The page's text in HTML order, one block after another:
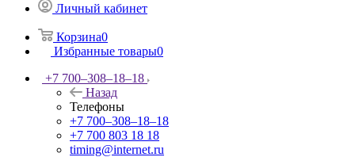
Личный кабинет
Корзина0
Избранные товары0
+7 700‒308‒18‒18
Назад
Телефоны
+7 700‒308‒18‒18
+7 700 803 18 18
timing@internet.ru